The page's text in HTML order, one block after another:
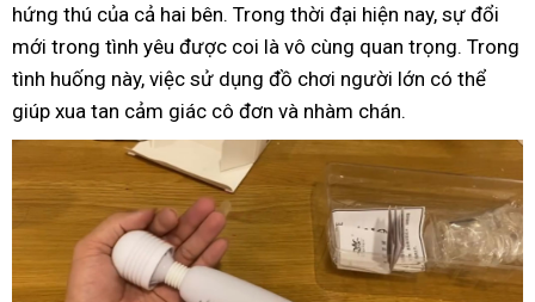
hứng thú của cả hai bên. Trong thời đại hiện nay, sự đổi
mới trong tình yêu được coi là vô cùng quan trọng. Trong
tình huống này, việc sử dụng đồ chơi người lớn có thể
giúp xua tan cảm giác cô đơn và nhàm chán.